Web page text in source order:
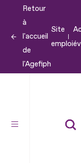
contenu
Retour
à
l'accueil
de
l'Agefiph
Site
emploi